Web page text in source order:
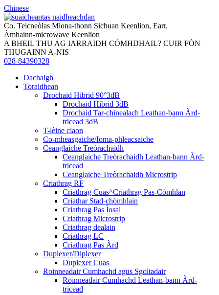
Chinese
Co. Teicneòlas Miona-thonn Sichuan Keenlion, Earr.
Àmhainn-microwave Keenlion
A BHEIL THU AG IARRAIDH CÒMHDHAIL? CUIR FÒN
THUGAINN A-NIS
028-84390328
Dachaigh
Toraidhean
Drochaid Hibrid 90°3dB
Drochaid Hibrid 3dB
Drochaid Tar-chinealach Leathan-bann Àrd-
tricead 3dB
T-lèine claon
Co-mheasgaiche/Ioma-phleacsaiche
Ceanglaiche Treòrachaidh
Ceanglaiche Treòrachaidh Leathan-bann Àrd-
tricead
Ceanglaiche Treòrachaidh Microstrip
Criathrag RF
Criathrag Cuas^Criathrag Pas-Còmhlan
Criathar Stad-chòmhlain
Criathrag Pas Ìosal
Criathrag Microstrip
Criathrag dealain
Criathrag LC
Criathrag Pas Àrd
Duplexer/Diplexer
Duplexer Cuas
Roinneadair Cumhachd agus Sgoltadair
Roinneadair Cumhachd Leathan-bann Àrd-
tricead